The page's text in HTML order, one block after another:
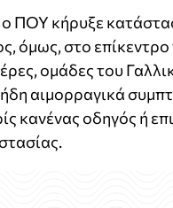
ΠΟΥ κήρυξε
όμως, στο επίκεντρο
ομάδες του
αιμορραγικά
κανένας οδηγός ή